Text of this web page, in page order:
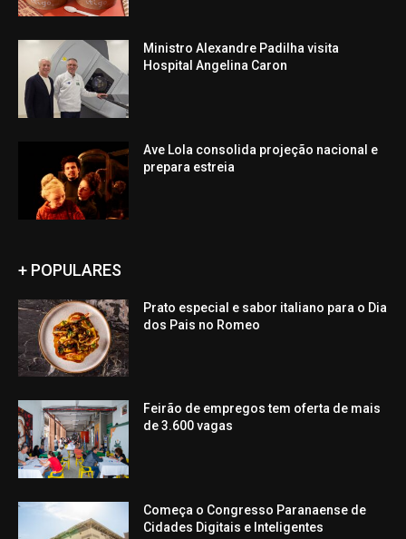
Ministro Alexandre Padilha visita
Hospital Angelina Caron
Ave Lola consolida projeção nacional e
prepara estreia
+ POPULARES
Prato especial e sabor italiano para o Dia
dos Pais no Romeo
Feirão de empregos tem oferta de mais
de 3.600 vagas
Começa o Congresso Paranaense de
Cidades Digitais e Inteligentes